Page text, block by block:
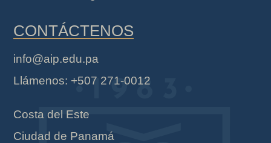
CONTÁCTENOS
info@aip.edu.pa
Llámenos: +507 271-0012
Costa del Este
Ciudad de Panamá